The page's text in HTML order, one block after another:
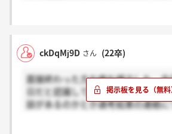
ckDqMj9D さん (22卒)
面接終わった方お疲れ様でした。
日だと認識してるのですが間違い
談があるのかとか選考結果の連絡